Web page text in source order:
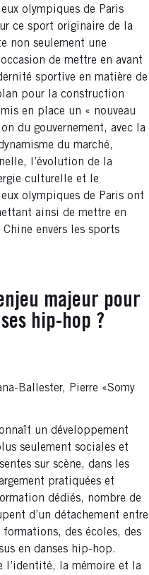
olympiques de Paris
ce sport originaire de la
non seulement une
de mettre en avant
sportive en matière de
pour la construction
en place un « nouveau
du gouvernement, avec la
du marché,
l’évolution de la
culturelle et le
olympiques de Paris ont
ainsi de mettre en
envers les sports
majeur pour
hip-hop ?
Ballester, Pierre «Somy
un développement
seulement sociales et
sur scène, dans les
pratiquées et
dédiés, nombre de
d’un détachement entre
des écoles, des
en danses hip-hop.
l’identité, la mémoire et la